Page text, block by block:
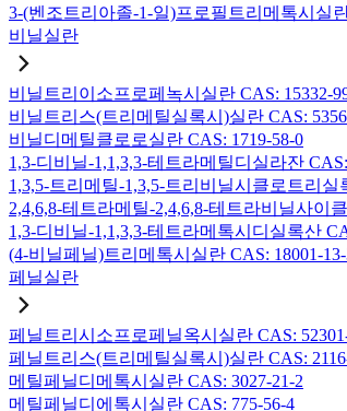
3-(벤조트리아졸-1-일)프로필트리메톡시실
비닐실란
비닐트리이소프로페녹시실란 CAS: 15332-
비닐트리스(트리메틸실록시)실란 CAS:
비닐디메틸클로로실란 CAS: 1719-58-0
1,3-디비닐-1,1,3,3-테트라메틸디실라잔
1,3,5-트리메틸-1,3,5-트리비닐시클로트리실
2,4,6,8-테트라메틸-2,4,6,8-테트라비닐사이
1,3-디비닐-1,1,3,3-테트라메톡시디실록산
(4-비닐페닐)트리메톡시실란 CAS: 18001-
페닐실란
페닐트리시소프로페닐옥시실란 CAS:
페닐트리스(트리메틸실록시)실란 CAS:
메틸페닐디메톡시실란 CAS: 3027-21-2
메틸페닐디에톡시실란 CAS: 775-56-4